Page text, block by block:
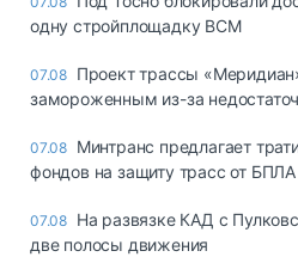
одну стройплощадку ВСМ
07.08 Проект трассы
замороженным из-за
07.08 Минтранс предлагает
фондов на защиту трасс от БПЛА
07.08 На развязке КАД с
две полосы движения